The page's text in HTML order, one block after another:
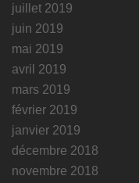
juillet 2019
juin 2019
mai 2019
avril 2019
mars 2019
février 2019
janvier 2019
décembre 2018
novembre 2018